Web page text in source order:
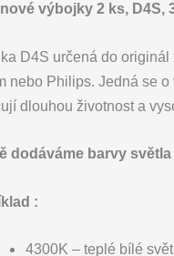
výbojky 2 ks, D4S,
D4S určená do
nebo Philips. Jedná se
dlouhou životnost a
dodáváme barvy
:
4300K – teplé bílé